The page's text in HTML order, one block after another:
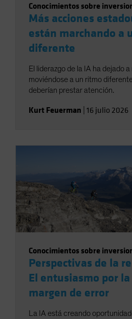
Conocimientos sobre
Más acciones
están marchando a
diferente
El liderazgo de la IA ha dejado
moviéndose a un ritmo
deberían prestar atención.
Kurt Feuerman 16 julio 2026
Conocimientos sobre
Perspectivas de la
El entusiasmo por
margen de error
La IA está creando